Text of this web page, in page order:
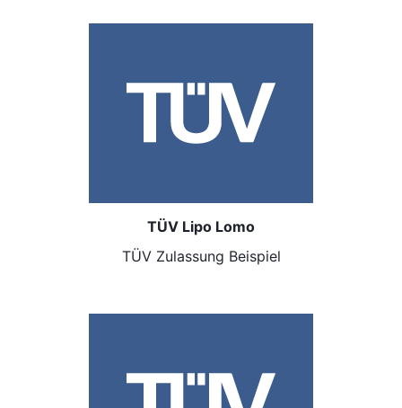
TÜV Lipo Lomo
TÜV Zulassung Beispiel